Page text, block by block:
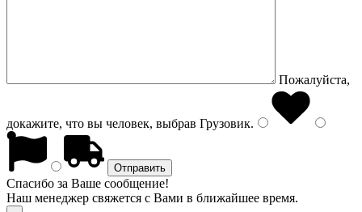
Пожалуйста,
докажите, что вы человек, выбрав Грузовик.
Спасибо за Ваше сообщение!
Наш менеджер свяжется с Вами в ближайшее время.